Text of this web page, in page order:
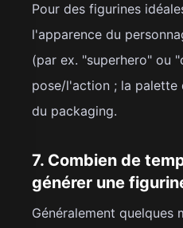
Pour des figurines
l'apparence du
(par ex. "superhero" ou
pose/l'action ; la palette
du packaging.
7. Combien de
générer une
Généralement quelques